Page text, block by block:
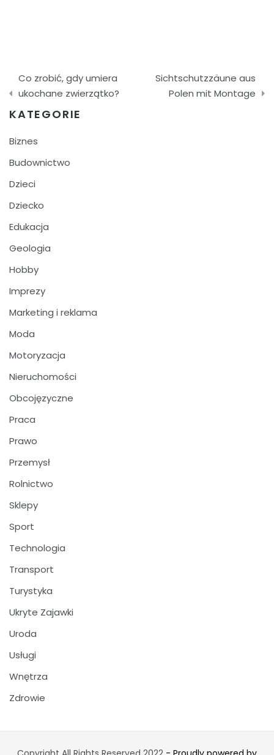
Nawigacja
wpisu
Co zrobić, gdy umiera
ukochane zwierzątko?
Sichtschutzzäune aus
Polen mit Montage
KATEGORIE
Biznes
Budownictwo
Dzieci
Dziecko
Edukacja
Geologia
Hobby
Imprezy
Marketing i reklama
Moda
Motoryzacja
Nieruchomości
Obcojęzyczne
Praca
Prawo
Przemysł
Rolnictwo
Sklepy
Sport
Technologia
Transport
Turystyka
Ukryte Zajawki
Uroda
Usługi
Wnętrza
Zdrowie